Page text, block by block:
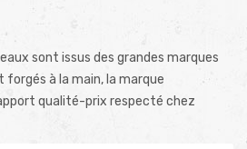
sont issus des grandes marques
à la main, la marque
qualité-prix respecté chez